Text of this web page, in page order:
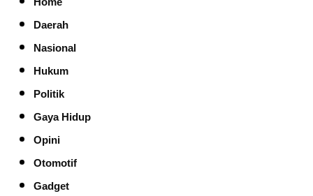
Daerah
Nasional
Hukum
Politik
Gaya Hidup
Opini
Otomotif
Gadget